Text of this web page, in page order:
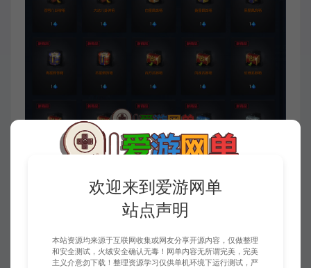
欢迎来到爱游网单
站点声明
本站资源均来源于互联网收集或网友分享开源内容，仅做整理
和安全测试，火绒安全确认无毒！网单内容无所谓完美，完美
主义介意勿下载！整理资源学习仅供单机环境下运行测试，严